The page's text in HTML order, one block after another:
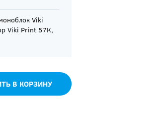
Viki
Viki Print 57К,
В КОРЗИНУ